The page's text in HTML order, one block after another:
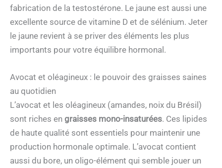
fabrication de la testostérone. Le jaune est aussi une
excellente source de vitamine D et de sélénium. Jeter
le jaune revient à se priver des éléments les plus
importants pour votre équilibre hormonal.
Avocat et oléagineux : le pouvoir des graisses saines
au quotidien
L’avocat et les oléagineux (amandes, noix du Brésil)
sont riches en graisses mono-insaturées. Ces lipides
de haute qualité sont essentiels pour maintenir une
production hormonale optimale. L’avocat contient
aussi du bore, un oligo-élément qui semble jouer un